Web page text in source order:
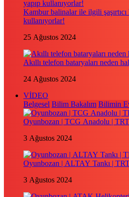
Kambur balinalar ile ilgili
kullanıyorlar!
25 Ağustos 2024
Akıllı telefon bataryaları neden
24 Ağustos 2024
VİDEO
Belgesel Bilim Bakalım Bilimin
Oyunbozan | TCG Anadolu |
3 Ağustos 2024
Oyunbozan | ALTAY Tankı |
3 Ağustos 2024